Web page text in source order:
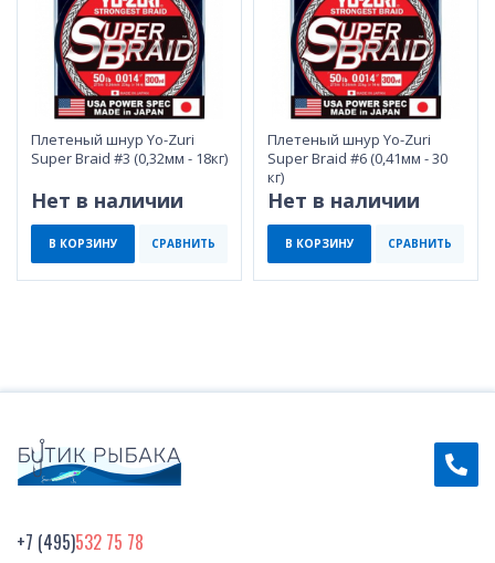
Плетеный шнур Yo-Zuri
Super Braid #3 (0,32мм - 18кг)
Нет в наличии
В КОРЗИНУ СРАВНИТЬ
Плетеный шнур Yo-Zuri
Super Braid #6 (0,41мм - 30
кг)
Нет в наличии
В КОРЗИНУ СРАВНИТЬ
+7 (495)532 75 78